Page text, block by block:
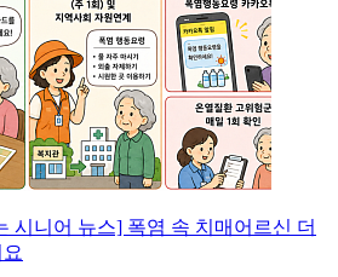
시니어 뉴스] 폭염 속 치매어르신 더